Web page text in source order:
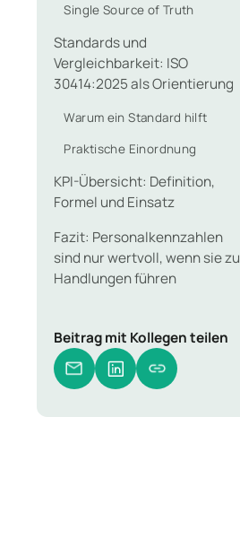
Single Source of Truth
Standards und
Vergleichbarkeit: ISO
30414:2025 als Orientierung
Warum ein Standard hilft
Praktische Einordnung
KPI-Übersicht: Definition,
Formel und Einsatz
Fazit: Personalkennzahlen
sind nur wertvoll, wenn sie zu
Handlungen führen
Beitrag mit Kollegen teilen